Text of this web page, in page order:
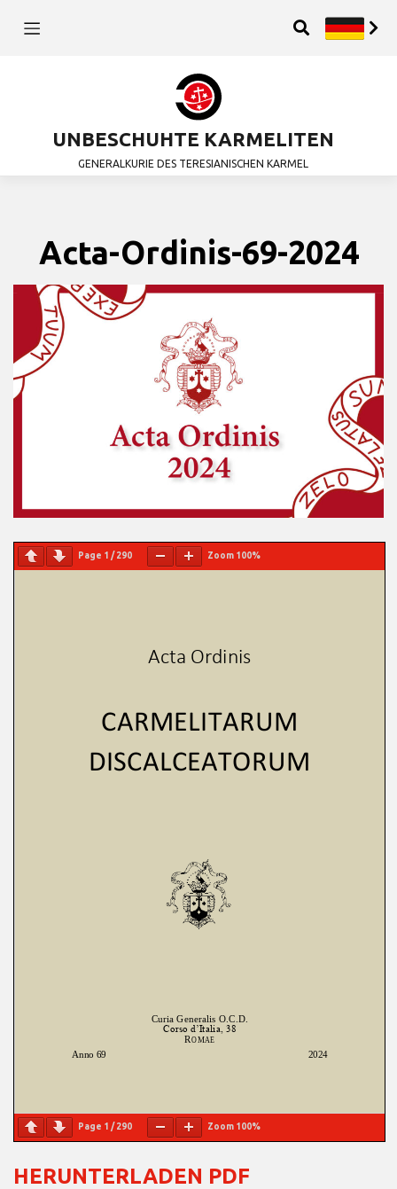
UNBESCHUHTE KARMELITEN
GENERALKURIE DES TERESIANISCHEN KARMEL
Acta-Ordinis-69-2024
Page 1 /290 Zoom 100%
Page 1 /290 Zoom 100%
HERUNTERLADEN PDF